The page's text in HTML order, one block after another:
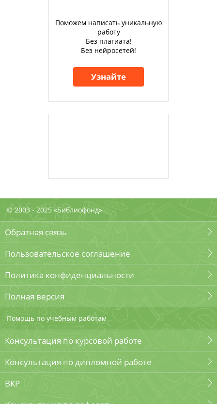
Поможем написать уникальную
работу
Без плагиата!
Без нейросетей!
Узнайте
© 2003 - 2025 «Библиофонд»
Обратная связь
Пользовательское соглашение
Политика конфиденциальности
Полная версия
Помощь по учебным работам
Консультация по курсовой работе
Консультация по дипломной работе
ВКР